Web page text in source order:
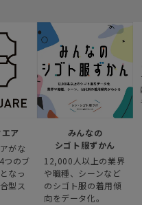
ア
がな
つのブ
なっ
型ス
みんなの
シゴト服ずかん
12,000人以上の業界
や職種、シーンなど
のシゴト服の着用傾
向をデータ化。